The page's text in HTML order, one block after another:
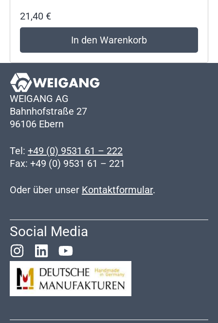
21,40 €
In den Warenkorb
WEIGANG AG
Bahnhofstraße 27
96106 Ebern
Tel: +49 (0) 9531 61 – 222
Fax: +49 (0) 9531 61 – 221
Oder über unser Kontaktformular.
Social Media